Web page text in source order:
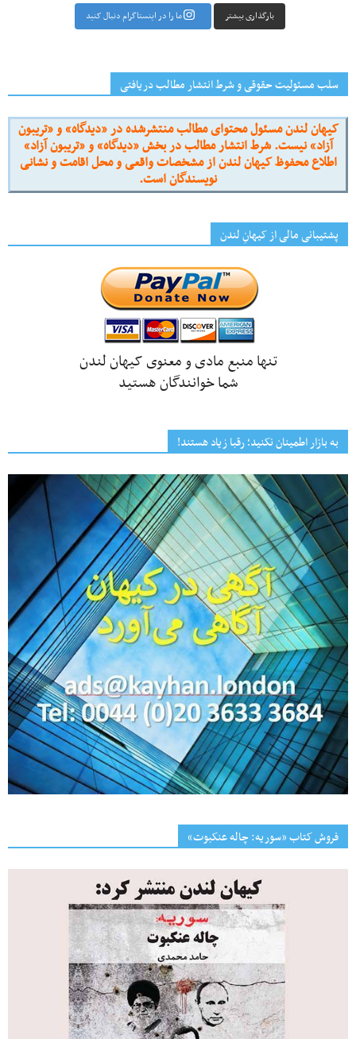
بارگذاری بیشتر ما را در اینستاگرام دنبال کنید
سلب مسئولیت حقوقی و شرط انتشار مطالب دریافتی
کیهان لندن مسئول محتوای مطالب منتشرشده در «دیدگاه» و «تریبون
آزاد» نیست. شرط انتشار مطالب در بخش «دیدگاه» و «تریبون آزاد»
اطلاع محفوظ کیهان لندن از مشخصات واقعی و محل اقامت و نشانی
نویسندگان است.
پشتیبانی مالی از کیهانِ لندن
تنها منبع مادی و معنوی کیهان لندن
شما خوانندگان هستید
به بازار اطمینان نکنید؛ رقبا زیاد هستند!
فروش کتاب «سوریه: چاله عنکبوت»